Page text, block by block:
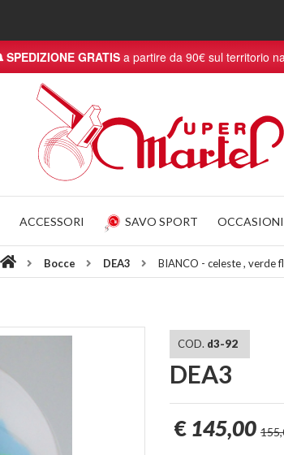
SPEDIZIONE GRATISa partire da 90€ sul territorio
ACCESSORI SAVO SPORT OCCASIONI
Bocce DEA3 BIANCO - celeste , verde
COD. d3-92
DEA3
€ 145,00